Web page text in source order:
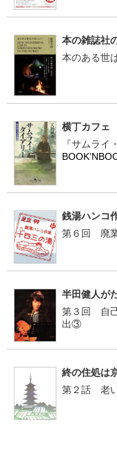
本の雑誌社
本のある世
横丁カフェ
『サムライ
銭湯ハンコ
第６回 廃
半田健人が
第３回 自
出③
終の住処は
第２話 老